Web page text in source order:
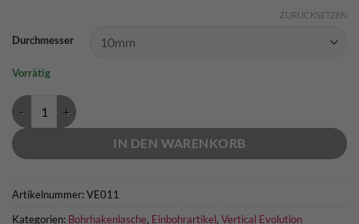
Durchmesser
ZURÜCKSETZEN
Vorrätig
Vertical Evolution Bohrhakenlasche - 4mm / AISI 316L Menge
IN DEN WARENKORB
Artikelnummer:VE011
Kategorien: Bohrhakenlasche, Einbohrartikel, Vertical Evolution